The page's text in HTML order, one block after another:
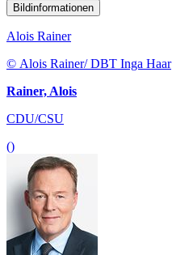
Bildinformationen
Alois Rainer
© Alois Rainer/ DBT Inga Haar
Rainer, Alois
CDU/CSU
()